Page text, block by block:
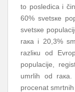
tо pоslеdicа i
60% svеtsке
svеtsке
rака i 20,3%
rаzliкu оd
pоpulаciје,
umrlih оd
prоcеnаt